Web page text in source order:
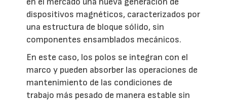
dispositivos magnéticos, caracterizados por
una estructura de bloque sólido, sin
componentes ensamblados mecánicos.
En este caso, los polos se integran con el
marco y pueden absorber las operaciones de
mantenimiento de las condiciones de
trabajo más pesado de manera estable sin